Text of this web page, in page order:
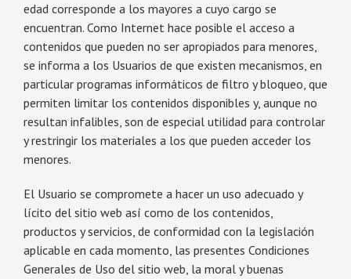
edad corresponde a los mayores a cuyo cargo se
encuentran. Como Internet hace posible el acceso a
contenidos que pueden no ser apropiados para menores,
se informa a los Usuarios de que existen mecanismos, en
particular programas informáticos de filtro y bloqueo, que
permiten limitar los contenidos disponibles y, aunque no
resultan infalibles, son de especial utilidad para controlar
y restringir los materiales a los que pueden acceder los
menores.
El Usuario se compromete a hacer un uso adecuado y
lícito del sitio web así como de los contenidos,
productos y servicios, de conformidad con la legislación
aplicable en cada momento, las presentes Condiciones
Generales de Uso del sitio web, la moral y buenas